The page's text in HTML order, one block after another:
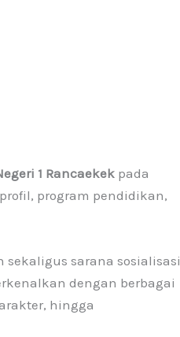
1 Rancaekek pada
program pendidikan,
sekaligus sarana sosialisasi
dengan berbagai
hingga